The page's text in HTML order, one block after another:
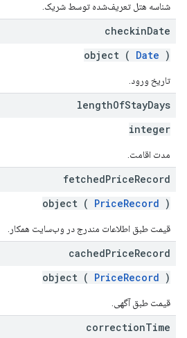
شناسه هتل تعریف‌شده توسط شریک.
checkinDate
object ( Date )
تاریخ ورود.
lengthOfStayDays
integer
مدت اقامت.
fetchedPriceRecord
object ( PriceRecord )
قیمت طبق اطلاعات مندرج در وب‌سایت همکار.
cachedPriceRecord
object ( PriceRecord )
قیمت طبق آگهی.
correctionTime